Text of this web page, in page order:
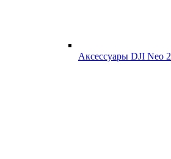
Аксессуары DJI Neo 2